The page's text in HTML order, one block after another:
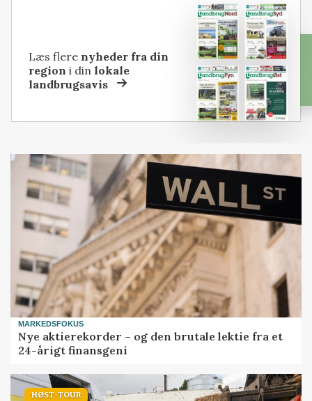
Læs flere nyheder fra din
region i dinlokale
landbrugsavis
MARKEDSFOKUS
Nye aktierekorder – og den brutale lektie fra et
24-årigt finansgeni
HØST-TOUR